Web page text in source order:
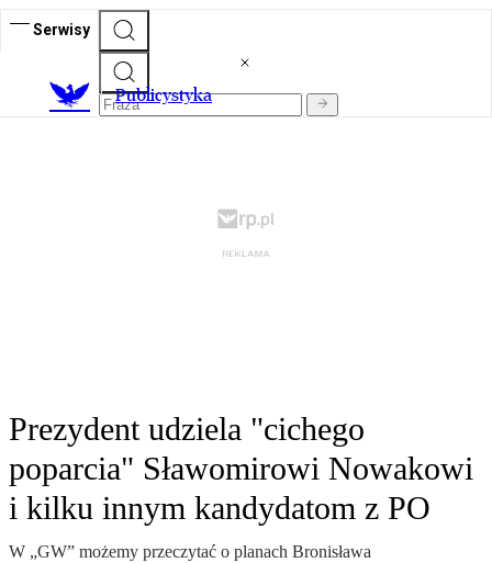
Serwisy
Publicystyka
Prezydent udziela "cichego
poparcia" Sławomirowi Nowakowi
i kilku innym kandydatom z PO
W „GW” możemy przeczytać o planach Bronisława